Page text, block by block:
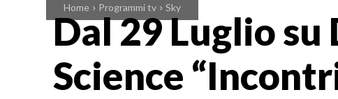
Home Programmi tv Sky
Dal 29 Luglio su
Science